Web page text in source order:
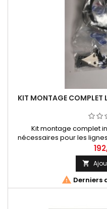
KIT MONTAGE COMPLET
Kit montage complet
nécessaires pour les
suivantes

 Derniers